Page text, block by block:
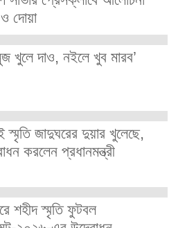
দোয়া
খুলে দাও, নইলে খুব মারব’
স্মৃতি জাদুঘরের দুয়ার খুলেছে,
করলেন প্রধানমন্ত্রী
শহীদ স্মৃতি ফুটবল